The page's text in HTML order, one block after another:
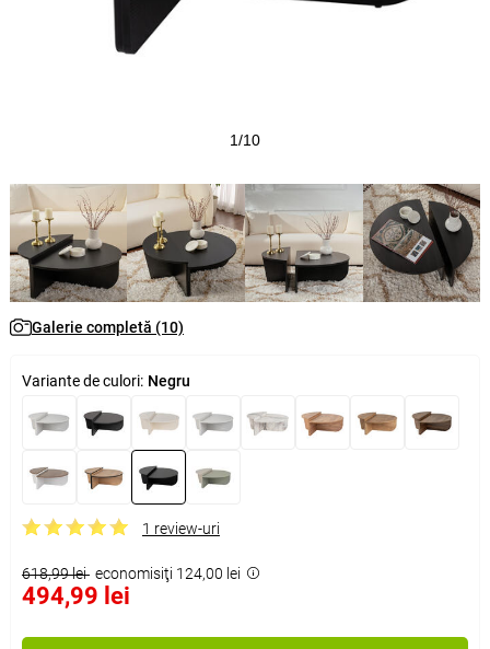
1/10
Galerie completă (10)
Variante de culori: Negru
1 review-uri
618,99 lei economisiţi 124,00 lei
494,99 lei